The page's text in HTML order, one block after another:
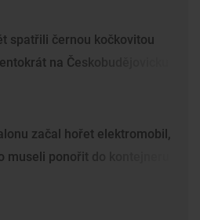
spatřili černou kočkovitou
na Českobudějovicku
začal hořet elektromobil,
museli ponořit do kontejneru